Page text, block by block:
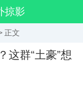
掠影
正文
这群“土豪”想